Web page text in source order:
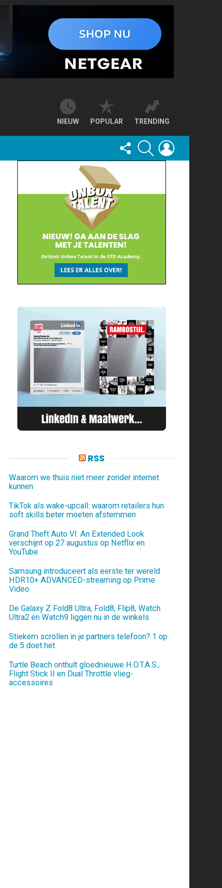
NIEUW POPULAR TRENDING
FOLLOW
US
SEARCH
RSS
Waarom we thuis niet meer zonder internet
kunnen
TikTok als wake-upcall: waarom retailers hun
soft skills beter moeten afstemmen
Grand Theft Auto VI: An Extended Look
verschijnt op 27 augustus op Netflix en
YouTube
Samsung introduceert als eerste ter wereld
HDR10+ ADVANCED-streaming op Prime
Video
De Galaxy Z Fold8 Ultra, Fold8, Flip8, Watch
Ultra2 en Watch9 liggen nu in de winkels
Stiekem scrollen in je partners telefoon? 1 op
de 5 doet het
Turtle Beach onthult gloednieuwe H.O.T.A.S.,
Flight Stick II en Dual Throttle vlieg-
accessoires